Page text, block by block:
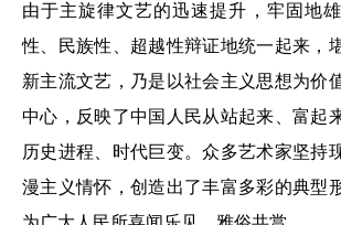
由于主旋律文艺的迅速提升，牢固地
性、民族性、超越性辩证地统一起来，
新主流文艺，乃是以社会主义思想为价
中心，反映了中国人民从站起来、富起
历史进程、时代巨变。众多艺术家坚持
漫主义情怀，创造出了丰富多彩的典型